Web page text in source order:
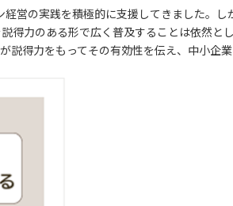
営の実践を積極的に支援してきました。し
得力のある形で広く普及することは依然と
説得力をもってその有効性を伝え、中小企